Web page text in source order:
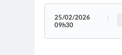
25/02/2026
09h30